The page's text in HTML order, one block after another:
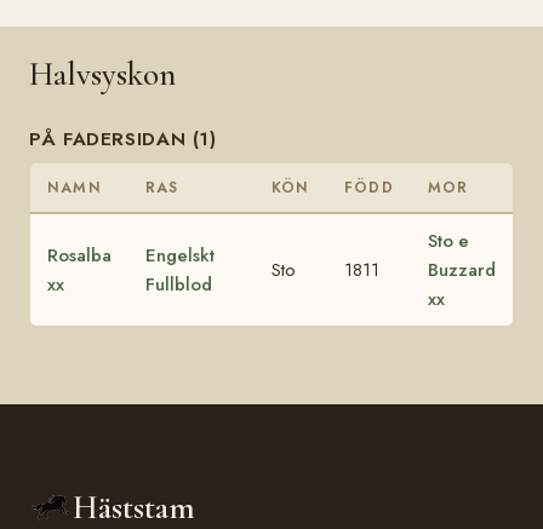
Halvsyskon
PÅ FADERSIDAN (1)
NAMN RAS KÖN FÖDD MOR
Rosalba
xx
Engelskt
Fullblod
Sto 1811
Sto e
Buzzard
xx
Häststam